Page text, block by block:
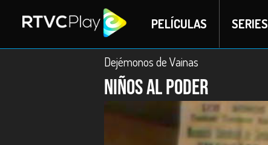
PELÍCULAS SERIES
Dejémonos de Vainas
Niños al poder